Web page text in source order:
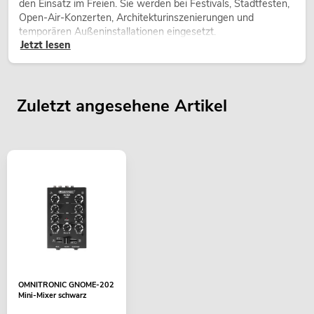
den Einsatz im Freien. Sie werden bei Festivals, Stadtfesten,
Open-Air-Konzerten, Architekturinszenierungen und
temporären Außeninstallationen eingesetzt.
Jetzt lesen
Zuletzt angesehene Artikel
OMNITRONIC GNOME-202
Mini-Mixer schwarz